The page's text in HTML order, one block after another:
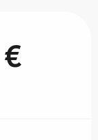
/ Zona de